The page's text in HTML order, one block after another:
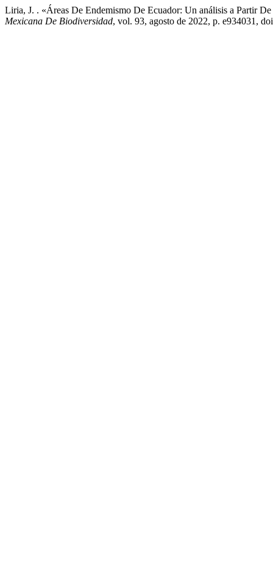
Liria, J. . «Áreas De Endemismo De Ecuador: Un análisis a Partir
Mexicana De Biodiversidad, vol. 93, agosto de 2022, p. e934031,